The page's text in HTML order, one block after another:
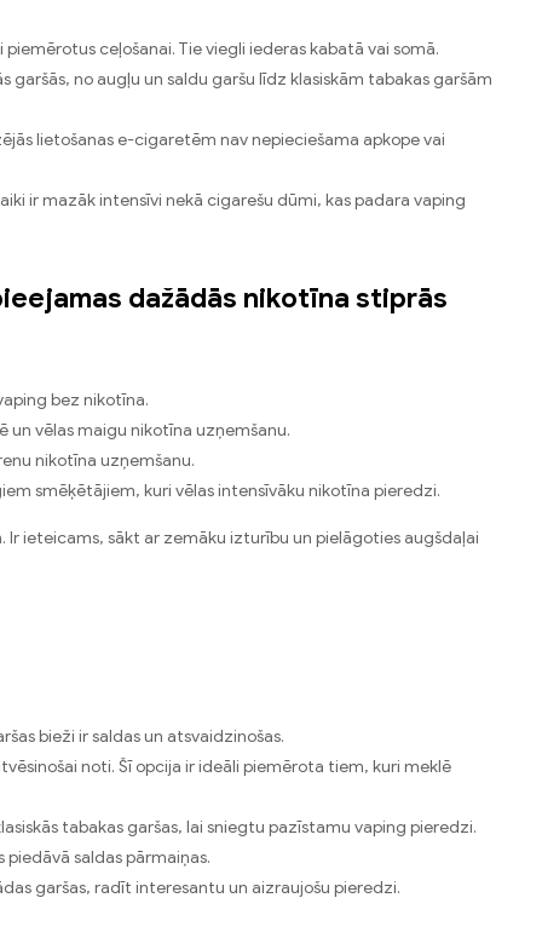
ceļošanai. Tie viegli iederas kabatā vai somā.
no augļu un saldu garšu līdz klasiskām tabakas garšām
lietošanas e-cigaretēm nav nepieciešama apkope vai
ir mazāk intensīvi nekā cigarešu dūmi, kas padara vaping
dažādās nikotīna stiprās
bez nikotīna.
un vēlas maigu nikotīna uzņemšanu.
nikotīna uzņemšanu.
smēķētājiem, kuri vēlas intensīvāku nikotīna pieredzi.
ieteicams, sākt ar zemāku izturību un pielāgoties augšdaļai
bieži ir saldas un atsvaidzinošas.
noti. Šī opcija ir ideāli piemērota tiem, kuri meklē
tabakas garšas, lai sniegtu pazīstamu vaping pieredzi.
piedāvā saldas pārmaiņas.
garšas, radīt interesantu un aizraujošu pieredzi.